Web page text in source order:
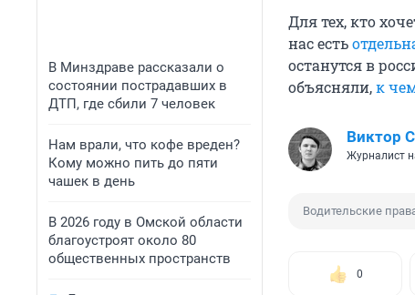
В Минздраве рассказали о
состоянии пострадавших в
ДТП, где сбили 7 человек
Нам врали, что кофе вреден?
Кому можно пить до пяти
чашек в день
В 2026 году в Омской области
благоустроят около 80
общественных пространств
Для тех, кто
нас есть
останутся в
объясняли,к
Виктор
Журналист
Водительские
0